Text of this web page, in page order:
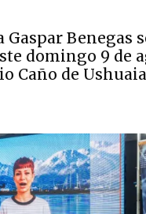
Benegas
domingo 9 de
Caño de Ushuaia